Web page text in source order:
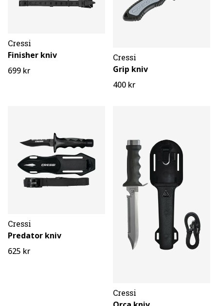
Cressi
Finisher kniv
699 kr
Cressi
Grip kniv
400 kr
Cressi
Predator kniv
625 kr
Cressi